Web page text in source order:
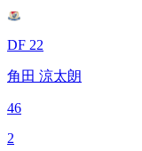
DF 22
角田 涼太朗
46
2